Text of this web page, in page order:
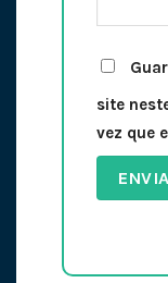
site
vez que